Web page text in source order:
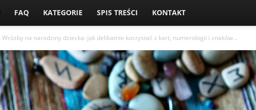
FAQ KATEGORIE SPIS TREŚCI KONTAKT
Wróżby na narodziny dziecka: jak delikatnie korzystać z kart, numerologii i znaków...